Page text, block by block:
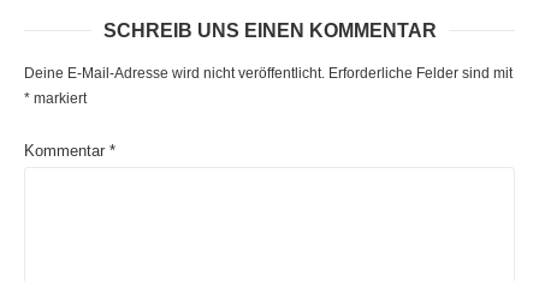
SCHREIB UNS EINEN KOMMENTAR
Deine E-Mail-Adresse wird nicht veröffentlicht. Erforderliche Felder sind mit
* markiert
Kommentar *